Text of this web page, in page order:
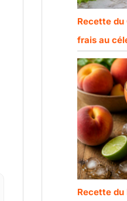
Recette
frais au
Recette du